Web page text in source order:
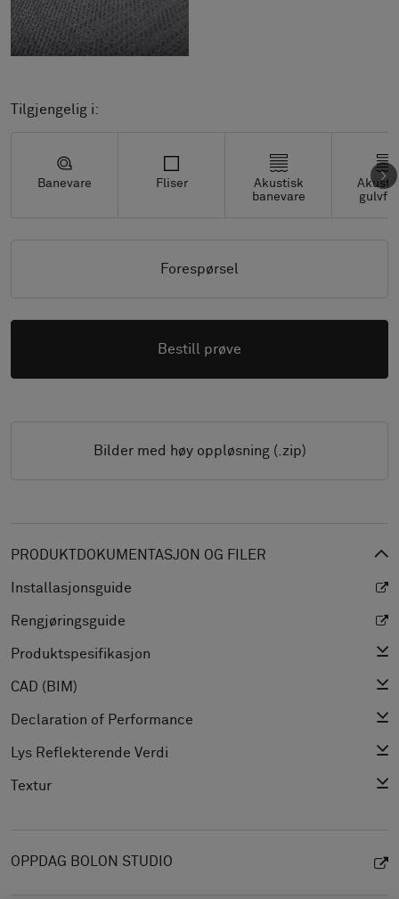
Tilgjengelig i:
Banevare Fliser
Akustisk
banevare
Forespørsel
Bestill prøve
Bilder med høy oppløsning (.zip)
PRODUKTDOKUMENTASJON OG FILER
Installasjonsguide
Rengjøringsguide
Produktspesifikasjon
CAD (BIM)
Declaration of Performance
Lys Reflekterende Verdi
Textur
OPPDAG BOLON STUDIO